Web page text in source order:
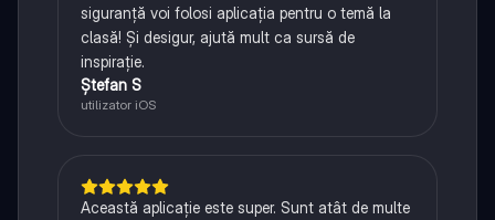
siguranță voi folosi aplicația pentru o temă la
clasă! Și desigur, ajută mult ca sursă de
inspirație.
Ștefan S
utilizator iOS
Această aplicație este super. Sunt atât de multe